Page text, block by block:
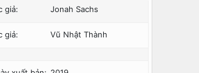
giả: Jonah Sachs
giả: Vũ Nhật Thành